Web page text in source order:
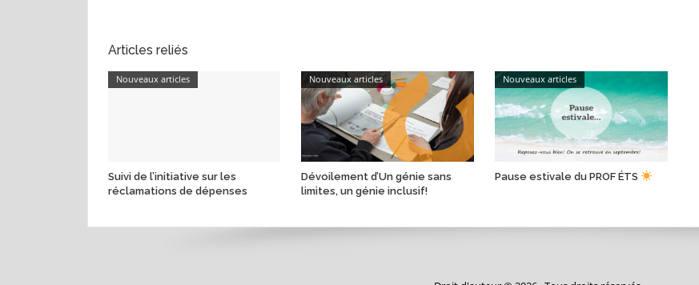
Articles reliés
Nouveaux articles
Suivi de l’initiative sur les
réclamations de dépenses
Nouveaux articles
Dévoilement d’Un génie sans
limites, un génie inclusif!
Nouveaux articles
Pause estivale du PROF ÉTS